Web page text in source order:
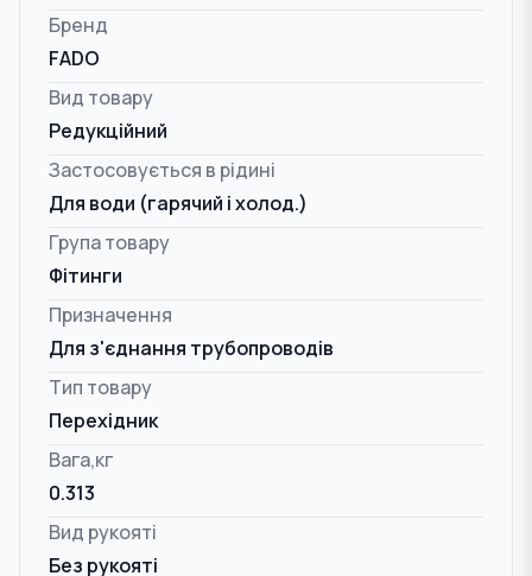
Бренд
FADO
Вид товару
Редукційний
Застосовується в рідині
Для води (гарячий і холод.)
Група товару
Фітинги
Призначення
Для з'єднання трубопроводів
Тип товару
Перехідник
Вага,кг
0.313
Вид рукояті
Без рукояті